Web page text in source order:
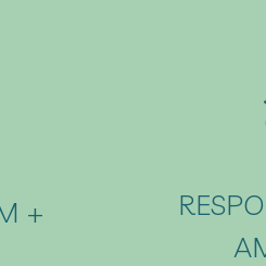
+